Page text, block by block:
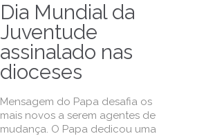
Dia Mundial da
Juventude
assinalado nas
dioceses
Mensagem do Papa desafia os
mais novos a serem agentes de
mudança. O Papa dedicou uma